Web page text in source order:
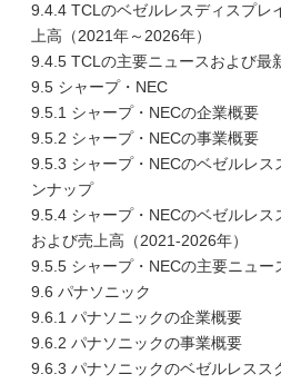
9.4.4 TCLのベゼルレスディスプレ
上高（2021年～2026年）
9.4.5 TCLの主要ニュースおよび最
9.5 シャープ・NEC
9.5.1 シャープ・NECの企業概要
9.5.2 シャープ・NECの事業概要
9.5.3 シャープ・NECのベゼルレス
ンナップ
9.5.4 シャープ・NECのベゼルレス
および売上高（2021-2026年）
9.5.5 シャープ・NECの主要ニュー
9.6 パナソニック
9.6.1 パナソニックの企業概要
9.6.2 パナソニックの事業概要
9.6.3 パナソニックのベゼルレスス